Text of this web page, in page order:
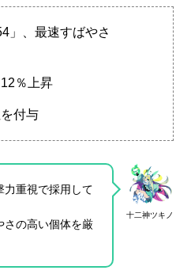
」、最速すばやさ
％上昇
付与
十二神ツキノ
力重視で採用して
さの高い個体を厳